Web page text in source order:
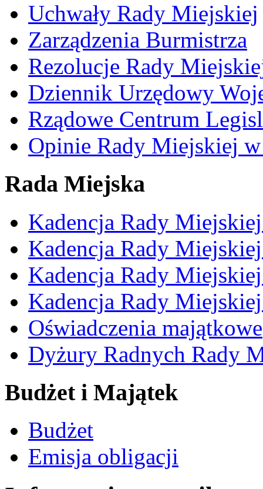
Uchwały Rady Miejskiej
Zarządzenia Burmistrza
Rezolucje Rady
Dziennik Urzędowy
Rządowe Centrum
Opinie Rady Miejskiej w
Rada Miejska
Kadencja Rady
Kadencja Rady
Kadencja Rady
Kadencja Rady
Oświadczenia majątkowe
Dyżury Radnych Rady
Budżet i Majątek
Budżet
Emisja obligacji